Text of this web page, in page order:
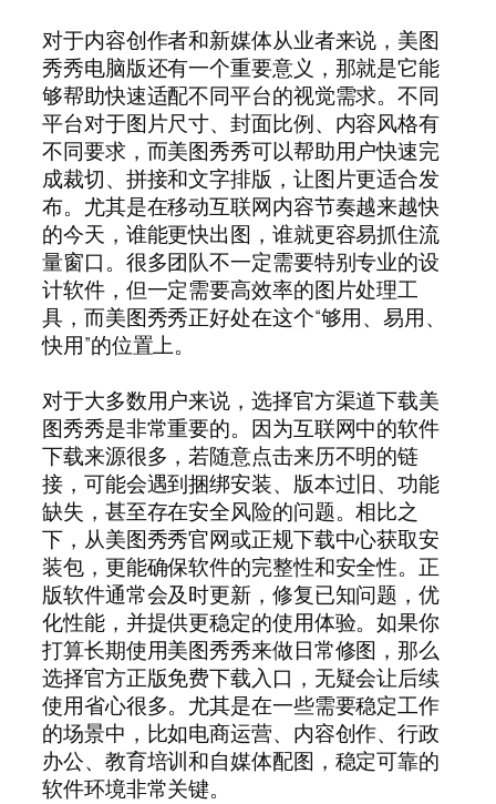
对于内容创作者和新媒体从业者来说，美图
秀秀电脑版还有一个重要意义，那就是它能
够帮助快速适配不同平台的视觉需求。不同
平台对于图片尺寸、封面比例、内容风格有
不同要求，而美图秀秀可以帮助用户快速完
成裁切、拼接和文字排版，让图片更适合发
布。尤其是在移动互联网内容节奏越来越快
的今天，谁能更快出图，谁就更容易抓住流
量窗口。很多团队不一定需要特别专业的设
计软件，但一定需要高效率的图片处理工
具，而美图秀秀正好处在这个“够用、易用、
快用”的位置上。
对于大多数用户来说，选择官方渠道下载美
图秀秀是非常重要的。因为互联网中的软件
下载来源很多，若随意点击来历不明的链
接，可能会遇到捆绑安装、版本过旧、功能
缺失，甚至存在安全风险的问题。相比之
下，从美图秀秀官网或正规下载中心获取安
装包，更能确保软件的完整性和安全性。正
版软件通常会及时更新，修复已知问题，优
化性能，并提供更稳定的使用体验。如果你
打算长期使用美图秀秀来做日常修图，那么
选择官方正版免费下载入口，无疑会让后续
使用省心很多。尤其是在一些需要稳定工作
的场景中，比如电商运营、内容创作、行政
办公、教育培训和自媒体配图，稳定可靠的
软件环境非常关键。